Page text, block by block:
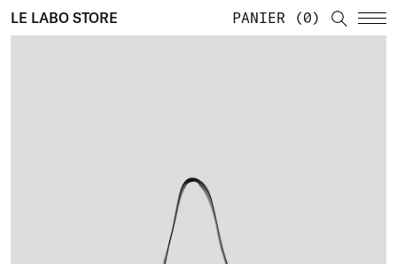
LE LABO STORE PANIER 0